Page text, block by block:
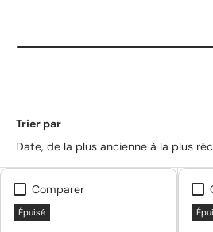
Trier par
Date, de la plus ancienne à la plus
Comparer
Épuisé